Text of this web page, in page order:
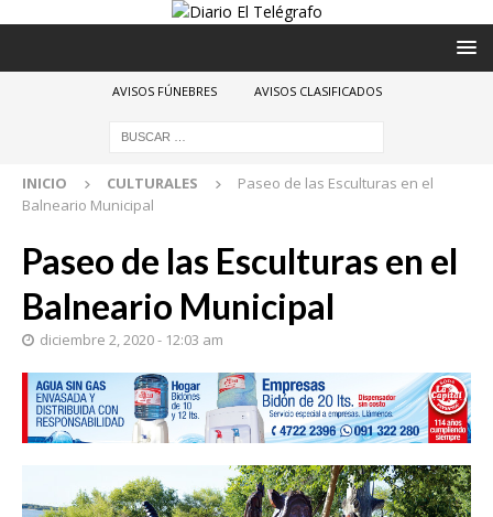
AVISOS FÚNEBRES AVISOS CLASIFICADOS
INICIO CULTURALES
Paseo de las Esculturas en el
Balneario Municipal
Paseo de las Esculturas en el
Balneario Municipal
diciembre 2, 2020 - 12:03 am